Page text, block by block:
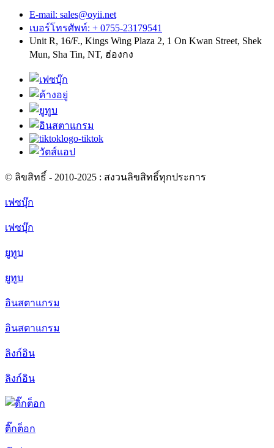
E-mail: sales@oyii.net
เบอร์โทรศัพท์: + 0755-23179541
Unit R, 16/F., Kings Wing Plaza 2, 1 On Kwan Street, Shek
Mun, Sha Tin, NT, ฮ่องกง
© ลิขสิทธิ์ - 2010-2025 : สงวนลิขสิทธิ์ทุกประการ
เฟซบุ๊ก
เฟซบุ๊ก
ยูทูบ
ยูทูบ
อินสตาแกรม
อินสตาแกรม
ลิงก์อิน
ลิงก์อิน
ติ๊กต็อก